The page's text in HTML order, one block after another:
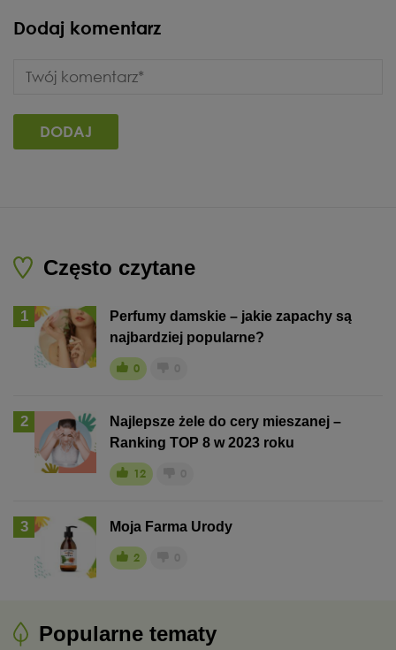
Dodaj komentarz
Często czytane
1
Perfumy damskie – jakie zapachy są
najbardziej popularne?
0
2
Najlepsze żele do cery mieszanej –
Ranking TOP 8 w 2023 roku
12
3 Moja Farma Urody
2
Popularne tematy